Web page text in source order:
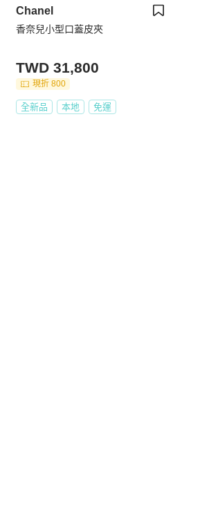
Chanel
香奈兒小型口蓋皮夾
TWD 31,800
現折 800
全新品 本地 免運